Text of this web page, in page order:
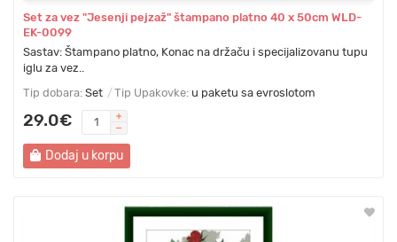
Set za vez "Jesenji pejzaž" štampano platno 40 х 50cm WLD-
EK-0099
Sastav: Štampano platno, Konac na držaču i specijalizovanu tupu
iglu za vez..
Tip dobara: Set Tip Upakovke: u paketu sa evroslotom
29.0€
Dodaj u korpu